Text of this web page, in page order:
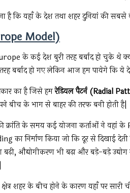
है कि यहाँ के देश तथा शहर दुनियां की
Model)
Europe के कई देश बुरी तरह बर्बाद हो
तरह बर्बाद हो गए लेकिन आज हम पायेगे कि
का है जिसे हमरेडियल पैटर्न (Radial
बीच के भाग से बाहर की तरफ बनी होती है|
क्रांति के समय कई योजना कर्ताओं ने वहां
का निर्माण किया जो कि दूर से
औद्योगीकरण भी बढ़ा और बड़े-बड़े उद्योग
शहर के बीच होने के कारण यहाँ पर